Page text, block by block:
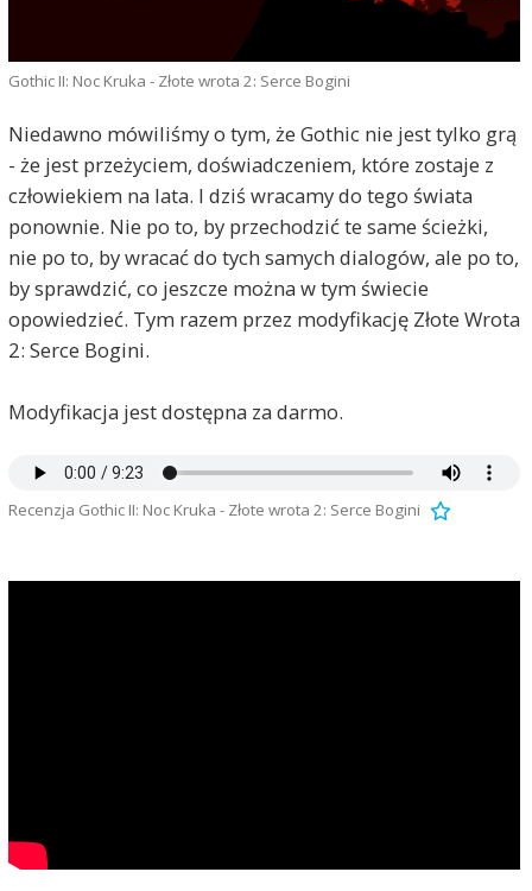
Gothic II: Noc Kruka - Złote wrota 2: Serce Bogini
Niedawno mówiliśmy o tym, że Gothic nie jest tylko grą
- że jest przeżyciem, doświadczeniem, które zostaje z
człowiekiem na lata. I dziś wracamy do tego świata
ponownie. Nie po to, by przechodzić te same ścieżki,
nie po to, by wracać do tych samych dialogów, ale po to,
by sprawdzić, co jeszcze można w tym świecie
opowiedzieć. Tym razem przez modyfikację Złote Wrota
2: Serce Bogini.
Modyfikacja jest dostępna za darmo.
Recenzja Gothic II: Noc Kruka - Złote wrota 2: Serce Bogini